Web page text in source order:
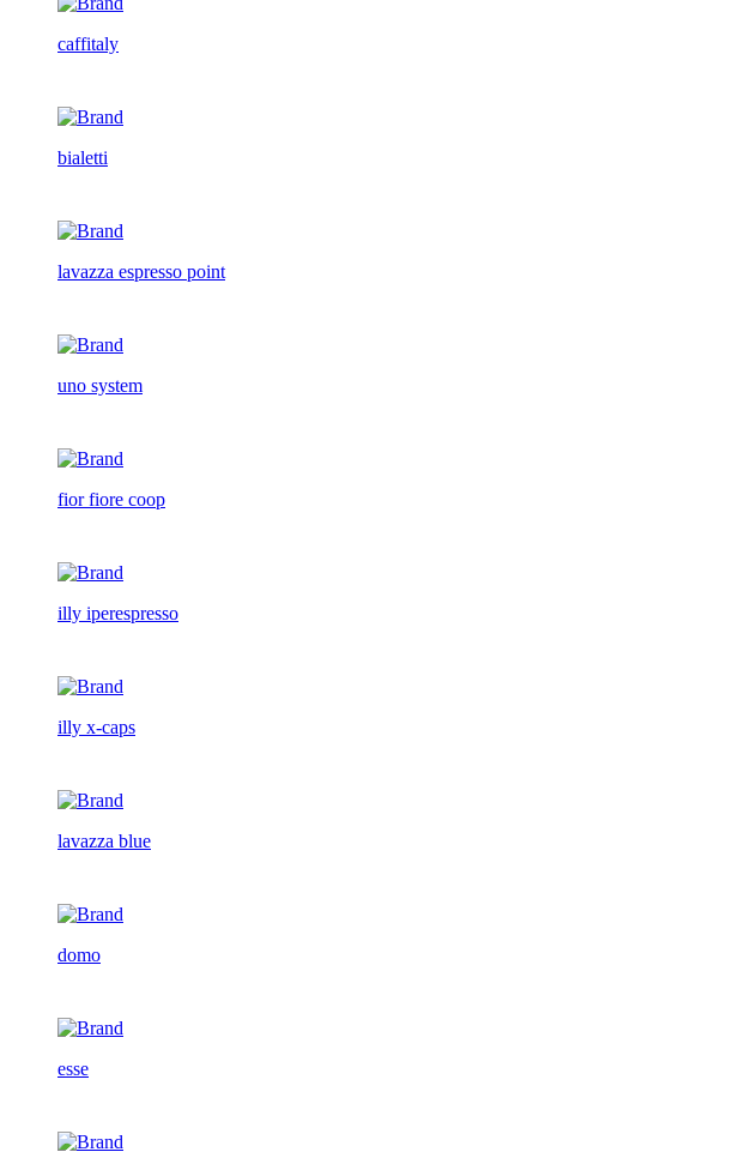
caffitaly
bialetti
lavazza espresso point
uno system
fior fiore coop
illy iperespresso
illy x-caps
lavazza blue
domo
esse